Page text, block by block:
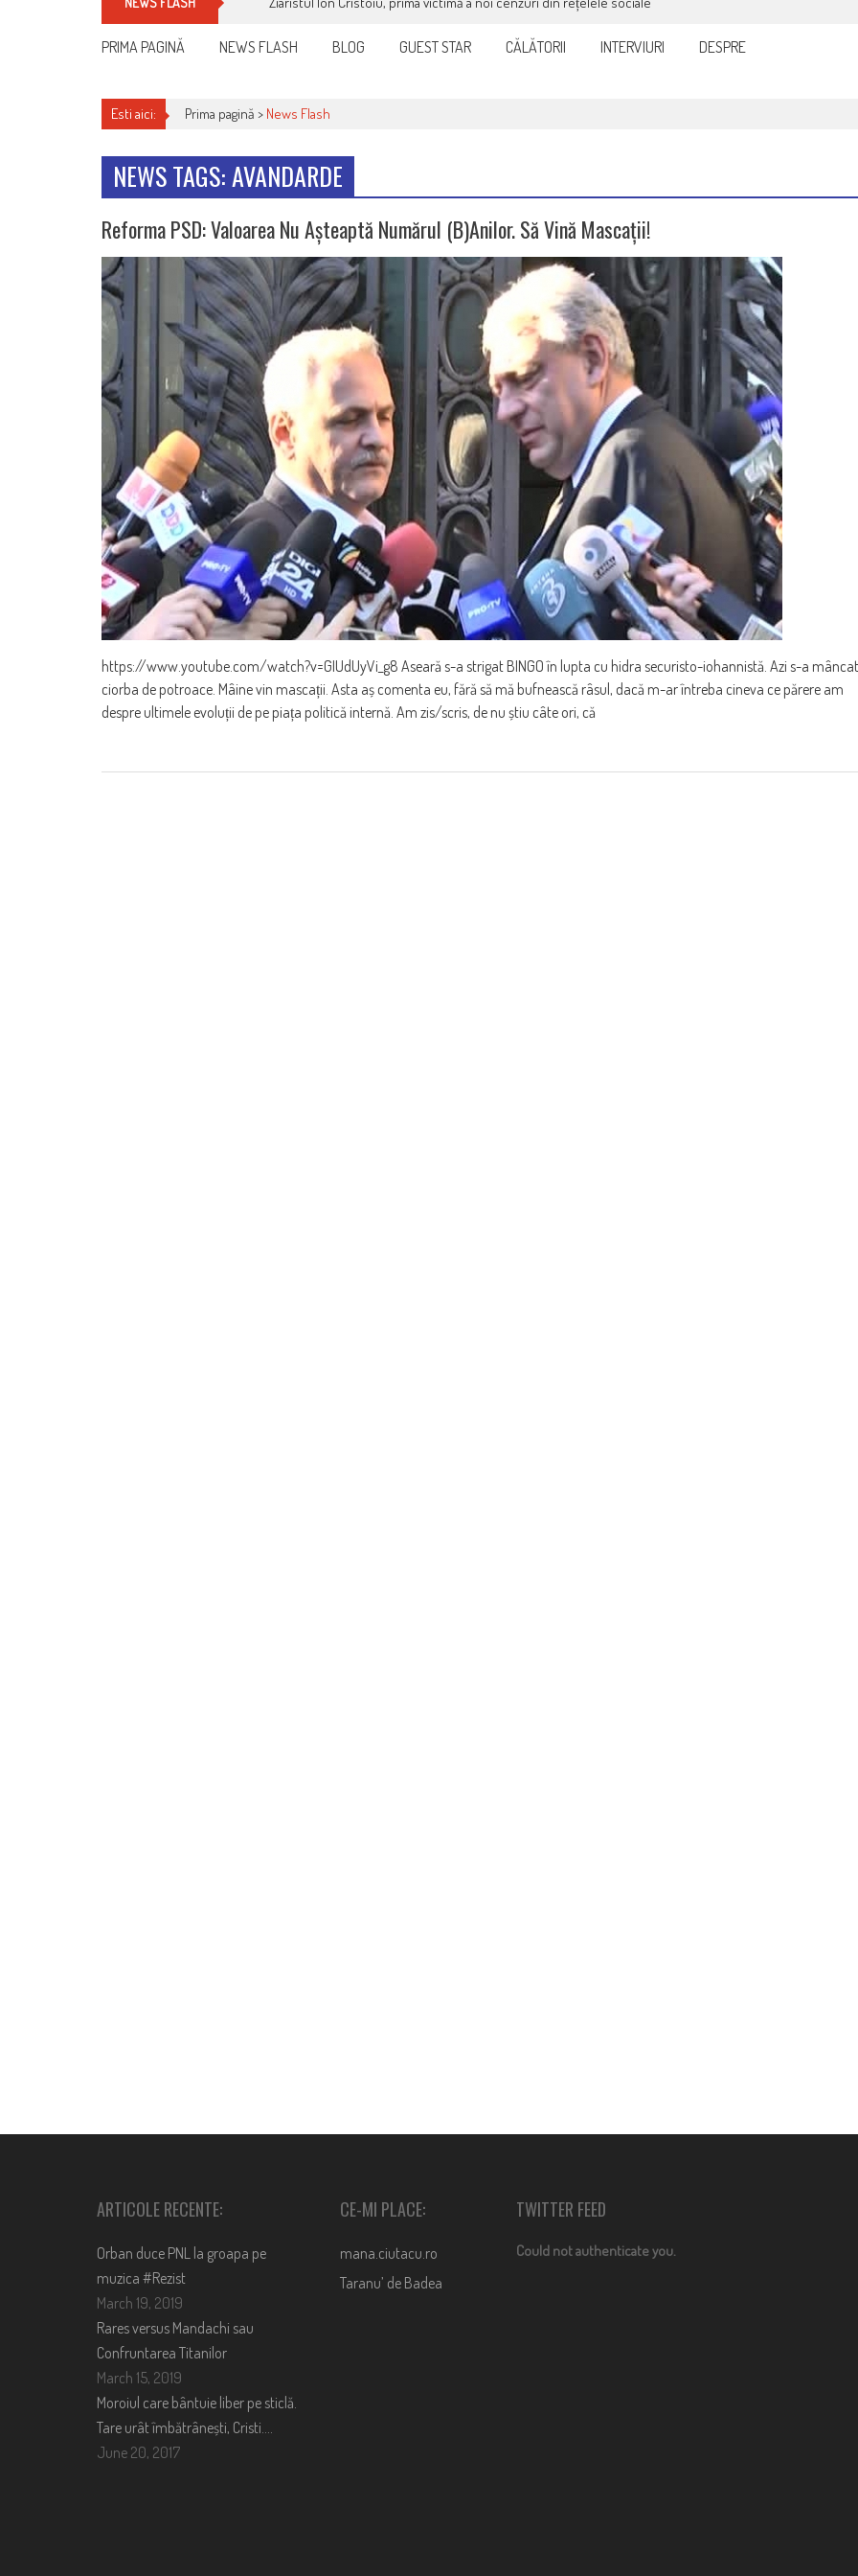
PRIMA PAGINĂ NEWS FLASH BLOG GUEST STAR CĂLĂTORII INTERVIURI DESPRE
Esti aici: Prima pagină > News Flash
NEWS TAGS: AVANDARDE
Reforma PSD: Valoarea Nu Așteaptă Numărul (b)anilor. Să Vină Mascații!
https://www.youtube.com/watch?v=GIUdUyVi_g8 Aseară s-a strigat BINGO în lupta cu hidra securisto-iohannistă. Azi s-a mâncat
ciorba de potroace. Mâine vin mascații. Asta aș comenta eu, fără să mă bufnească râsul, dacă m-ar întreba cineva ce părere am
despre ultimele evoluții de pe piața politică internă. Am zis/scris, de nu știu câte ori, că
ARTICOLE RECENTE:
Orban duce PNL la groapa pe
muzica #Rezist
March 19, 2019
Rares versus Mandachi sau
Confruntarea Titanilor
March 15, 2019
Moroiul care bântuie liber pe sticlă.
Tare urât îmbătrânești, Cristi….
June 20, 2017
CE-MI PLACE:
mana.ciutacu.ro
Taranu’ de Badea
TWITTER FEED
Could not authenticate you.